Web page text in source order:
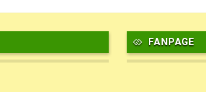
FANPAGE